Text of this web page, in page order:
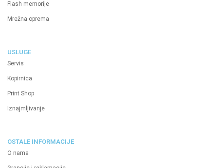
Flash memorije
Mrežna oprema
USLUGE
Servis
Kopirnica
Print Shop
Iznajmljivanje
OSTALE INFORMACIJE
O nama